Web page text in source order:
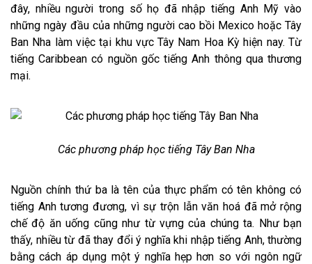
đây, nhiều người trong số họ đã nhập tiếng Anh Mỹ vào
những ngày đầu của những người cao bồi Mexico hoặc Tây
Ban Nha làm việc tại khu vực Tây Nam Hoa Kỳ hiện nay. Từ
tiếng Caribbean có nguồn gốc tiếng Anh thông qua thương
mại.
Các phương pháp học tiếng Tây Ban Nha
Nguồn chính thứ ba là tên của thực phẩm có tên không có
tiếng Anh tương đương, vì sự trộn lẫn văn hoá đã mở rộng
chế độ ăn uống cũng như từ vựng của chúng ta. Như bạn
thấy, nhiều từ đã thay đổi ý nghĩa khi nhập tiếng Anh, thường
bằng cách áp dụng một ý nghĩa hẹp hơn so với ngôn ngữ